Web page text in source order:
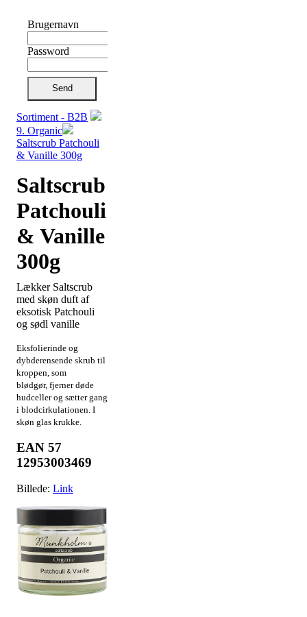
Brugernavn
Password
Send
Sortiment - B2B
9. Organic
Saltscrub Patchouli
& Vanille 300g
Saltscrub
Patchouli
& Vanille
300g
Lækker Saltscrub
med skøn duft af
eksotisk Patchouli
og sødl vanille
Eksfolierinde og
dybderensende skrub til
kroppen, som
blødgør, fjerner døde
hudceller og sætter gang
i blodcirkulationen. I
skøn glas krukke.
EAN 57
12953003469
Billede: Link